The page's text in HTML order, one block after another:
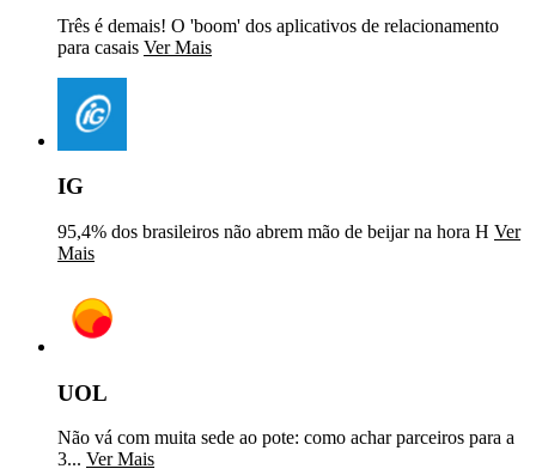
Três é demais! O 'boom' dos aplicativos de relacionamento
para casais Ver Mais
IG
95,4% dos brasileiros não abrem mão de beijar na hora H Ver
Mais
UOL
Não vá com muita sede ao pote: como achar parceiros para a
3... Ver Mais